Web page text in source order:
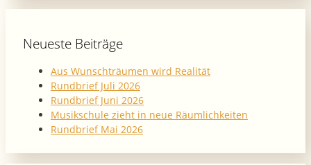
Neueste Beiträge
Aus Wunschträumen wird Realität
Rundbrief Juli 2026
Rundbrief Juni 2026
Musikschule zieht in neue Räumlichkeiten
Rundbrief Mai 2026